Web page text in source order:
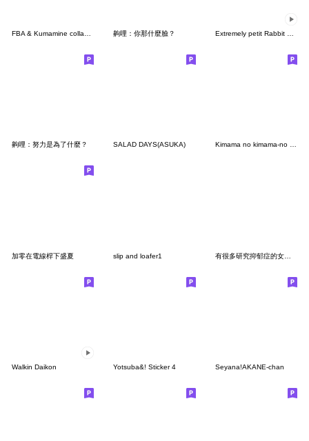
齁哩：你那什麼臉？
齁哩：努力是為了什麼？ SALAD DAYS(ASUKA) Kimama no kimama-no characters2-
加零在電線桿下盛夏 slip and loafer1 有很多研究抑郁症的女性研究人员
Walkin Daikon Yotsuba&! Sticker 4 Seyana!AKANE-chan